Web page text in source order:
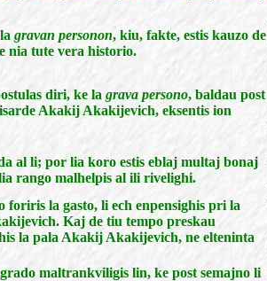
gravan personon, kiu, fakte, estis kauzo de
nia tute vera historio.
diri, ke la grava persono, baldau post
Akakij Akakijevich, eksentis ion
al li; por lia koro estis eblaj multaj bonaj
rango malhelpis al ili rivelighi.
la gasto, li ech enpensighis pri la
Kaj de tiu tempo preskau
la pala Akakij Akakijevich, ne elteninta
maltrankviligis lin, ke post semajno li